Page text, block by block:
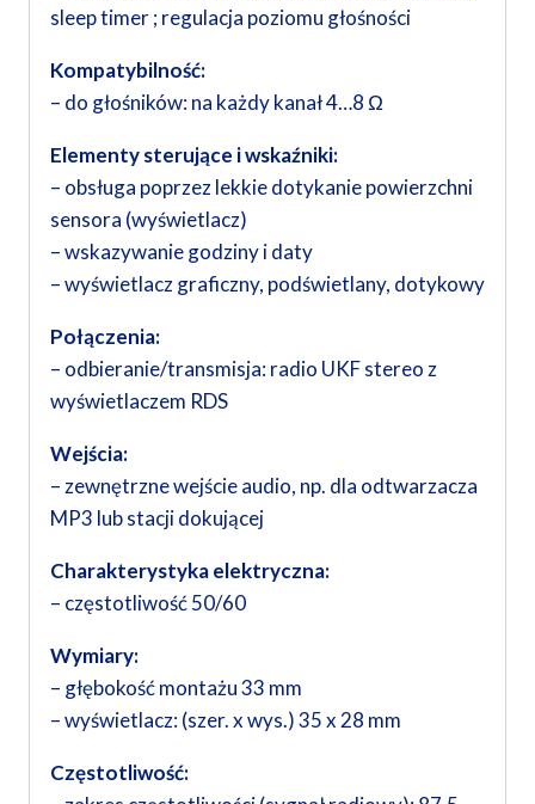
sleep timer ; regulacja poziomu głośności
Kompatybilność:
– do głośników: na każdy kanał 4…8 Ω
Elementy sterujące i wskaźniki:
– obsługa poprzez lekkie dotykanie powierzchni
sensora (wyświetlacz)
– wskazywanie godziny i daty
– wyświetlacz graficzny, podświetlany, dotykowy
Połączenia:
– odbieranie/transmisja: radio UKF stereo z
wyświetlaczem RDS
Wejścia:
– zewnętrzne wejście audio, np. dla odtwarzacza
MP3 lub stacji dokującej
Charakterystyka elektryczna:
– częstotliwość 50/60
Wymiary:
– głębokość montażu 33 mm
– wyświetlacz: (szer. x wys.) 35 x 28 mm
Częstotliwość: